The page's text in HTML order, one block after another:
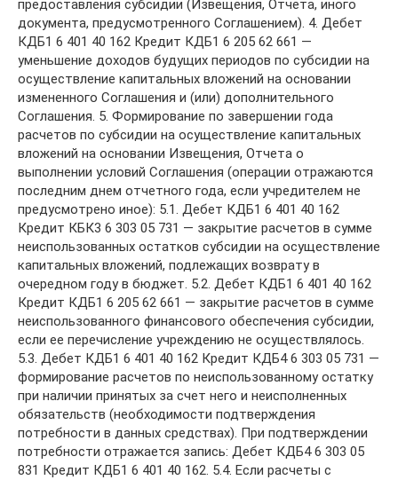
предоставления субсидии (Извещения, Отчета, иного
документа, предусмотренного Соглашением). 4. Дебет
КДБ1 6 401 40 162 Кредит КДБ1 6 205 62 661 —
уменьшение доходов будущих периодов по субсидии на
осуществление капитальных вложений на основании
измененного Соглашения и (или) дополнительного
Соглашения. 5. Формирование по завершении года
расчетов по субсидии на осуществление капитальных
вложений на основании Извещения, Отчета о
выполнении условий Соглашения (операции отражаются
последним днем отчетного года, если учредителем не
предусмотрено иное): 5.1. Дебет КДБ1 6 401 40 162
Кредит КБК3 6 303 05 731 — закрытие расчетов в сумме
неиспользованных остатков субсидии на осуществление
капитальных вложений, подлежащих возврату в
очередном году в бюджет. 5.2. Дебет КДБ1 6 401 40 162
Кредит КДБ1 6 205 62 661 — закрытие расчетов в сумме
неиспользованного финансового обеспечения субсидии,
если ее перечисление учреждению не осуществлялось.
5.3. Дебет КДБ1 6 401 40 162 Кредит КДБ4 6 303 05 731 —
формирование расчетов по неиспользованному остатку
при наличии принятых за счет него и неисполненных
обязательств (необходимости подтверждения
потребности в данных средствах). При подтверждении
потребности отражается запись: Дебет КДБ4 6 303 05
831 Кредит КДБ1 6 401 40 162. 5.4. Если расчеты с